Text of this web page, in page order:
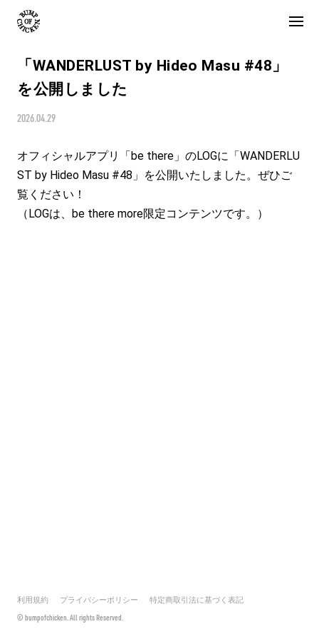
「WANDERLUST by Hideo Masu #48」
を公開しました
2026.04.29
オフィシャルアプリ「be there」のLOGに「WANDERLU
ST by Hideo Masu #48」を公開いたしました。ぜひご
覧ください！
（LOGは、be there more限定コンテンツです。）
利用規約 プライバシーポリシー 特定商取引法に基づく表記
© bumpofchicken. All rights Reserved.